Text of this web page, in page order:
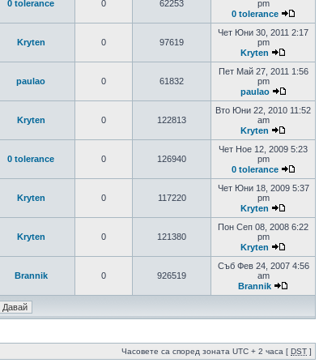
0 tolerance 0 62253
pm
0 tolerance
Kryten 0 97619
Чет Юни 30, 2011 2:17
pm
Kryten
paulao 0 61832
Пет Май 27, 2011 1:56
pm
paulao
Kryten 0 122813
Вто Юни 22, 2010 11:52
am
Kryten
0 tolerance 0 126940
Чет Ное 12, 2009 5:23
pm
0 tolerance
Kryten 0 117220
Чет Юни 18, 2009 5:37
pm
Kryten
Kryten 0 121380
Пон Сеп 08, 2008 6:22
pm
Kryten
Brannik 0 926519
Съб Фев 24, 2007 4:56
am
Brannik
Часовете са според зоната UTC + 2 часа [ DST ]